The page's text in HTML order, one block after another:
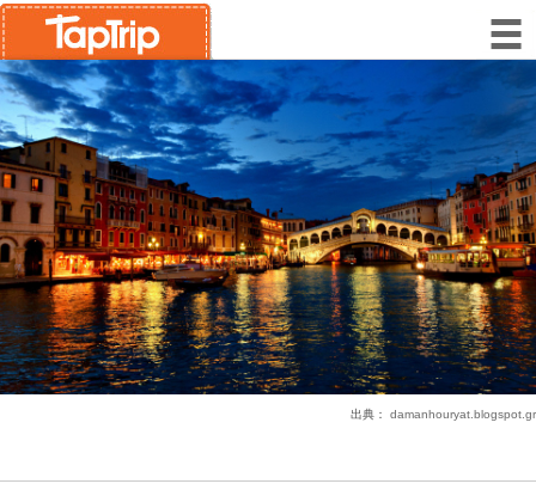
出典： damanhouryat.blogspot.gr